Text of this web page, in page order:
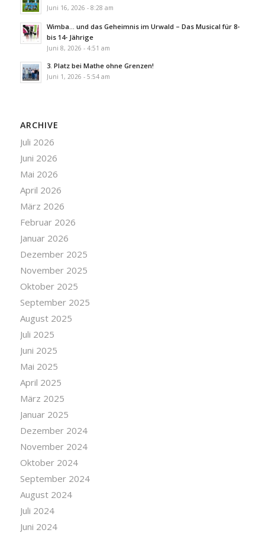
Juni 16, 2026 - 8:28 am
Wimba… und das Geheimnis im Urwald – Das Musical für 8-
bis 14- Jährige
Juni 8, 2026 - 4:51 am
3. Platz bei Mathe ohne Grenzen!
Juni 1, 2026 - 5:54 am
ARCHIVE
Juli 2026
Juni 2026
Mai 2026
April 2026
März 2026
Februar 2026
Januar 2026
Dezember 2025
November 2025
Oktober 2025
September 2025
August 2025
Juli 2025
Juni 2025
Mai 2025
April 2025
März 2025
Januar 2025
Dezember 2024
November 2024
Oktober 2024
September 2024
August 2024
Juli 2024
Juni 2024